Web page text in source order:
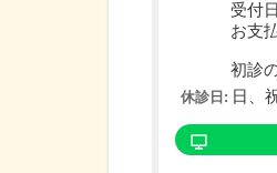
受付
お支
初診
休診日: 日、